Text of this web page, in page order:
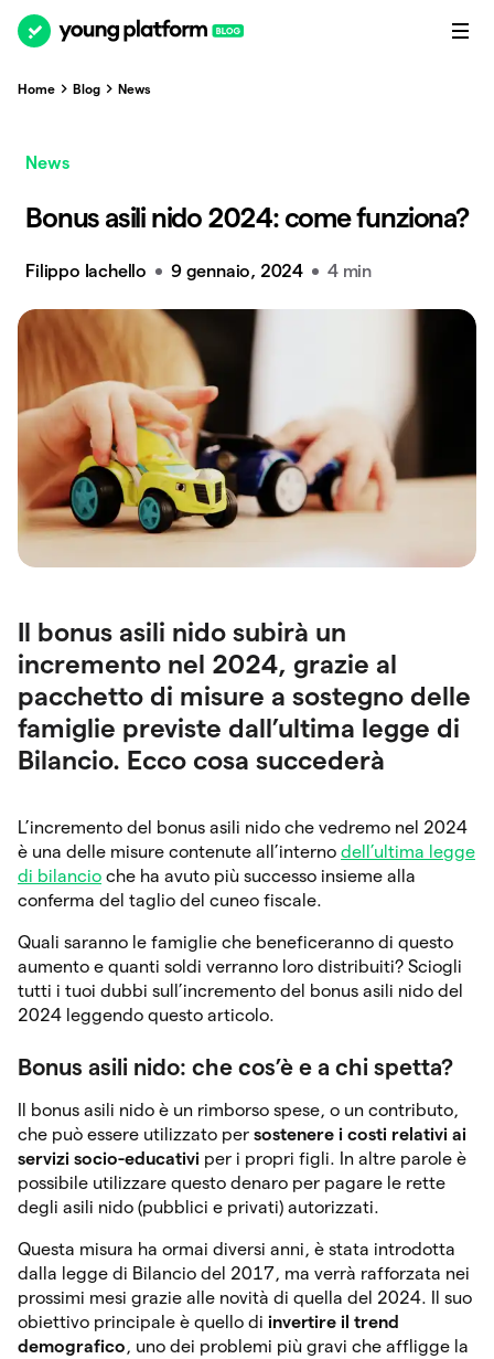
Home Blog News
News
Bonus asili nido 2024: come funziona?
Filippo Iachello 9 gennaio, 2024 4 min
Il bonus asili nido subirà un
incremento nel 2024, grazie al
pacchetto di misure a sostegno delle
famiglie previste dall’ultima legge di
Bilancio. Ecco cosa succederà
L’incremento del bonus asili nido che vedremo nel 2024
è una delle misure contenute all’interno dell’ultima legge
di bilancio che ha avuto più successo insieme alla
conferma del taglio del cuneo fiscale.
Quali saranno le famiglie che beneficeranno di questo
aumento e quanti soldi verranno loro distribuiti? Sciogli
tutti i tuoi dubbi sull’incremento del bonus asili nido del
2024 leggendo questo articolo.
Bonus asili nido: che cos’è e a chi spetta?
Il bonus asili nido è un rimborso spese, o un contributo,
che può essere utilizzato per sostenere i costi relativi ai
servizi socio-educativi per i propri figli. In altre parole è
possibile utilizzare questo denaro per pagare le rette
degli asili nido (pubblici e privati) autorizzati.
Questa misura ha ormai diversi anni, è stata introdotta
dalla legge di Bilancio del 2017, ma verrà rafforzata nei
prossimi mesi grazie alle novità di quella del 2024. Il suo
obiettivo principale è quello di invertire il trend
demografico, uno dei problemi più gravi che affligge la